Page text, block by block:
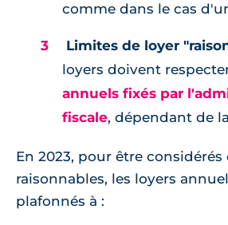
comme dans le cas
Limites de loyer
loyers doivent
annuels fixés par
fiscale, dépendant de
En 2023, pour être
raisonnables, les loyers
plafonnés à :